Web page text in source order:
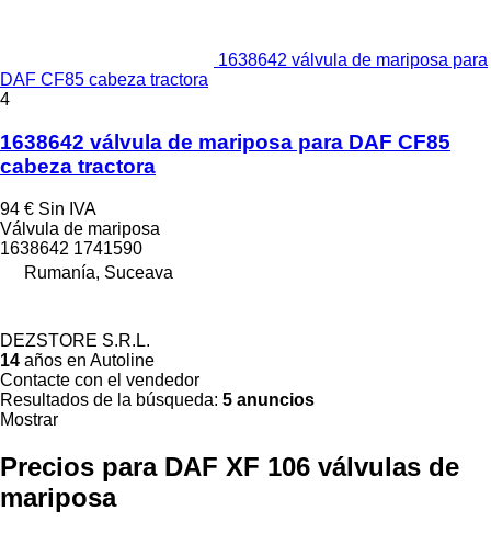
1638642 válvula de mariposa para
DAF CF85 cabeza tractora
4
1638642 válvula de mariposa para DAF CF85
cabeza tractora
94 € Sin IVA
Válvula de mariposa
1638642 1741590
Rumanía, Suceava
DEZSTORE S.R.L.
14 años en Autoline
Contacte con el vendedor
Resultados de la búsqueda: 5 anuncios
Mostrar
Precios para DAF XF 106 válvulas de
mariposa